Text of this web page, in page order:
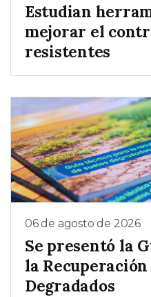
Estudian
mejorar el
resistentes
06 de agosto de 2026
Se presentó la
la Recuperación
Degradados